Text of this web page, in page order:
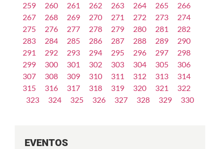
259
260 261 262 263 264 265
266
267
268 269 270 271 272 273
274
275
276 277 278 279 280 281
282
283
284 285 286 287 288 289
290
291
292 293 294 295 296 297
298
299
300 301 302 303 304 305
306
307
308 309 310 311 312 313
314
315
316 317 318 319 320 321
322
323
324 325 326 327 328 329 330
EVENTOS